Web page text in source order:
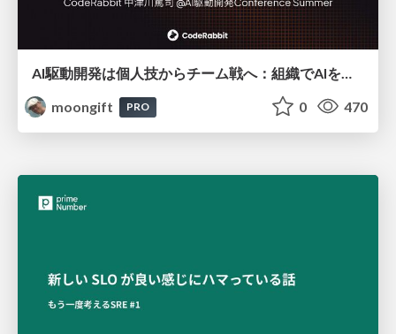
moongift
PRO 0 470